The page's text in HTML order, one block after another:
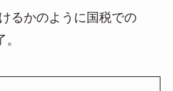
るかのように国税での